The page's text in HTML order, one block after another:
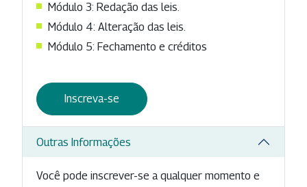
Módulo 3: Redação das leis.
Módulo 4: Alteração das leis.
Módulo 5: Fechamento e créditos
Inscreva-se
Outras Informações
Você pode inscrever-se a qualquer momento e